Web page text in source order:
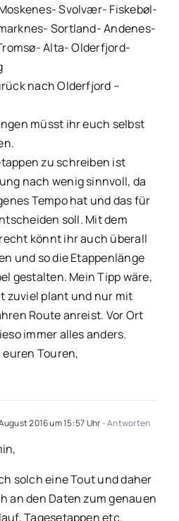
Svolvær- Fiskebøl-
Sortland- Andenes-
Alta- Olderfjord-
nach Olderfjord –
müsst ihr euch selbst
zu schreiben ist
nach wenig sinnvoll, da
Tempo hat und das für
soll. Mit dem
könnt ihr auch überall
und so die Etappenlänge
gestalten. Mein Tipp wäre,
zuviel plant und nur mit
Route anreist. Vor Ort
immer alles anders.
euren Touren,
2016 um 15:57 Uhr- Antworten
solch eine Tout und daher
an den Daten zum genauen
Tagesetappen etc.